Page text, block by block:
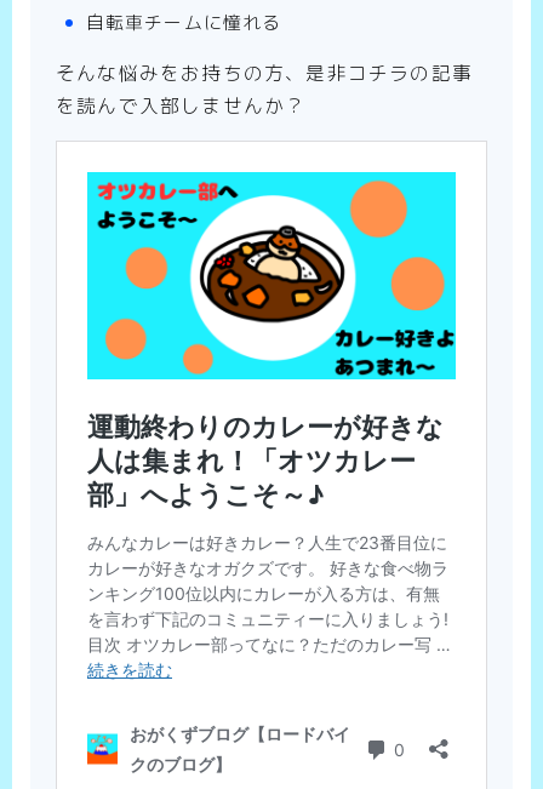
自転車チームに憧れる
そんな悩みをお持ちの方、是非コチラの記事
を読んで入部しませんか？